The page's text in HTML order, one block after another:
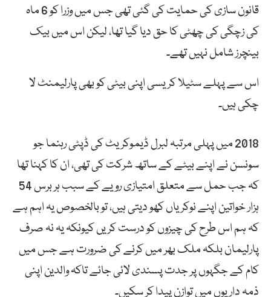
قانون سازی کی حمایت کی گئی تھی جس میں وزرا کو 6 ماہ
کی زچگی کی چھٹی کا حق دیا گیا تھا، لیکن اس میں بیک
بینچرز شامل نہیں تھے۔
اس سے پہلے سٹیلا کریسی اپنی بیٹی کو بھی پارلیمنٹ لا
چکی ہیں۔
2018 میں پہلی مرتبہ لبرل ڈیموکریٹ کی ڈپٹی رہنما جو
سونسن نے اپنے بیٹے کے ساتھ شرکت کی تھی، ان کا کہنا تھا
کہ جب حمل سے متعلق امتیازی رویے کے سبب ہر برس 54
ہزار خواتین اپنے نوکریاں کھو دیتی ہیں، تو بالخصوص یہ اہم ہے
کہ ہم اس طرح کی چیزوں کو درست کریں کیونکہ یہ نہ صرف
پارلیمان بلکہ ملک بھر میں کرنے کی ضرورت ہے جس میں
کام کے جگہوں پر جدت پسندی لائی جائے تاکہ والدین اپنی
ذمہ داریوں میں توازن پیدا کر سکیں۔